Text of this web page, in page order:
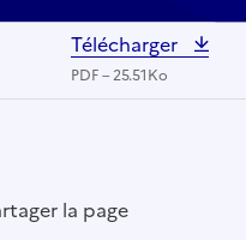
Télécharger
PDF – 25.51Ko
la page